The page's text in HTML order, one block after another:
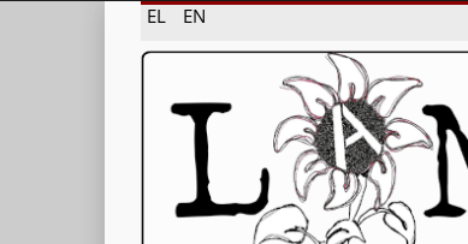
EL EN